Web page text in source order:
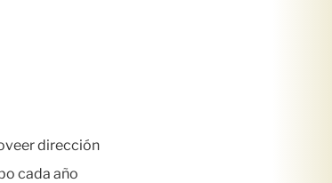
dirección
cada año